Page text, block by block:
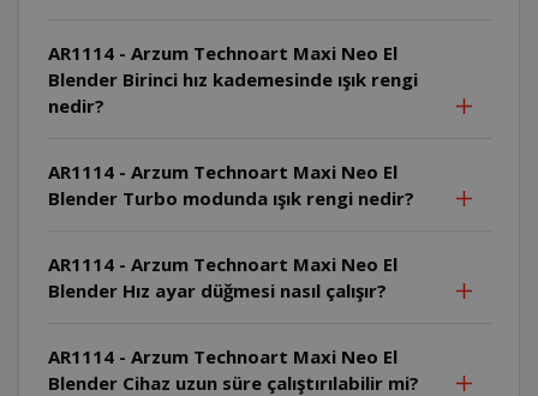
AR1114 - Arzum Technoart Maxi Neo El
Blender Birinci hız kademesinde ışık rengi
nedir?
AR1114 - Arzum Technoart Maxi Neo El
Blender Turbo modunda ışık rengi nedir?
AR1114 - Arzum Technoart Maxi Neo El
Blender Hız ayar düğmesi nasıl çalışır?
AR1114 - Arzum Technoart Maxi Neo El
Blender Cihaz uzun süre çalıştırılabilir mi?